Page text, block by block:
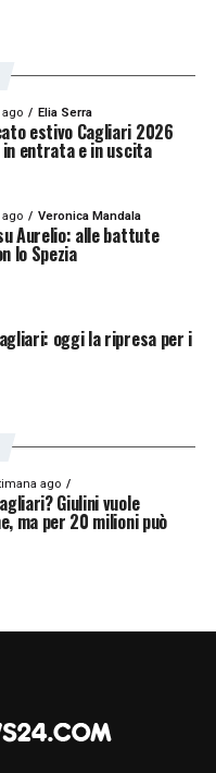
ago Elia Serra
estivo Cagliari 2026
entrata e in uscita
ago Veronica Mandala
Aurelio: alle battute
lo Spezia
oggi la ripresa per i
ago
Giulini vuole
ma per 20 milioni può